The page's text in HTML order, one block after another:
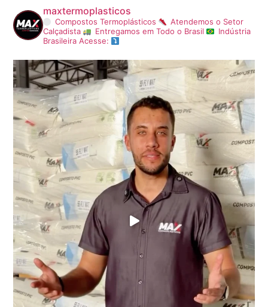
maxtermoplasticos
Compostos Termoplásticos
Atendemos o Setor
Calçadista
Entregamos em Todo o Brasil
Indústria
Brasileira Acesse: